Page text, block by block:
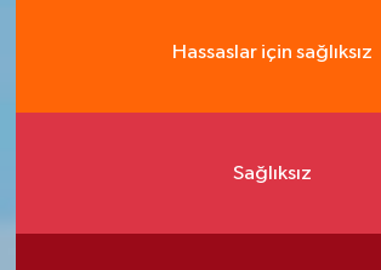
Hassaslar için sağlıksız
Sağlıksız